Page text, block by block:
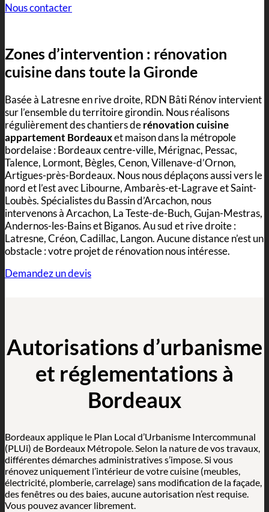
Nous contacter
Zones d’intervention : rénovation
cuisinedans toute la Gironde
Basée à Latresne en rive droite, RDN Bâti Rénov intervient
sur l’ensemble du territoire girondin. Nous réalisons
régulièrement des chantiers derénovation cuisine
appartement Bordeauxet maison dans la métropole
bordelaise : Bordeaux centre-ville, Mérignac, Pessac,
Talence, Lormont, Bègles, Cenon, Villenave-d’Ornon,
Artigues-près-Bordeaux. Nous nous déplaçons aussi vers le
nord et l’est avec Libourne, Ambarès-et-Lagrave et Saint-
Loubès. Spécialistes du Bassin d’Arcachon, nous
intervenons à Arcachon, La Teste-de-Buch, Gujan-Mestras,
Andernos-les-Bains et Biganos. Au sud et rive droite :
Latresne, Créon, Cadillac, Langon. Aucune distance n’est un
obstacle : votre projet de rénovation nous intéresse.
Demandez un devis
Autorisations d’urbanisme
et réglementations à
Bordeaux
Bordeaux applique le Plan Local d’Urbanisme Intercommunal
(PLUi) de Bordeaux Métropole. Selon la nature de vos travaux,
différentes démarches administratives s’impose. Si vous
rénovez uniquement l’intérieur de votre cuisine (meubles,
électricité, plomberie, carrelage) sans modification de la façade,
des fenêtres ou des baies, aucune autorisation n’est requise.
Vous pouvez avancer librement.